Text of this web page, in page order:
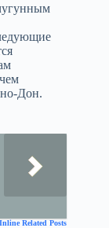
Дон.
Inline Related Posts